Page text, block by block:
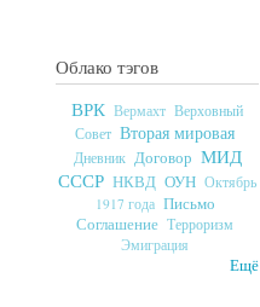
Облако тэгов
ВРК Вермахт Верховный
Совет Вторая мировая
Дневник Договор МИД
СССР НКВД ОУН Октябрь
1917 года Письмо
Соглашение Терроризм
Эмиграция
Ещё